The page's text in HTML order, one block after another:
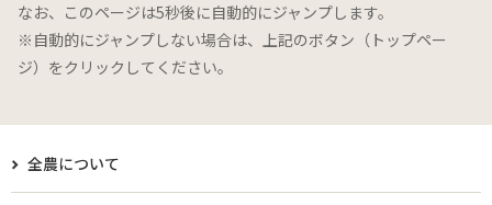
なお、このページは5秒後に自動的にジャンプします。
※自動的にジャンプしない場合は、上記のボタン（トップペー
ジ）をクリックしてください。
全農について